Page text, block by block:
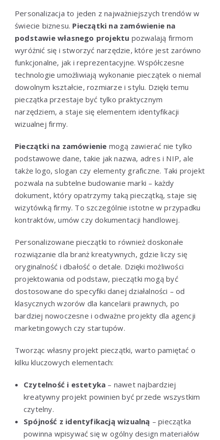
Personalizacja to jeden z najważniejszych trendów w
świecie biznesu. Pieczątki na zamówienie na
podstawie własnego projektu pozwalają firmom
wyróżnić się i stworzyć narzędzie, które jest zarówno
funkcjonalne, jak i reprezentacyjne. Współczesne
technologie umożliwiają wykonanie pieczątek o niemal
dowolnym kształcie, rozmiarze i stylu. Dzięki temu
pieczątka przestaje być tylko praktycznym
narzędziem, a staje się elementem identyfikacji
wizualnej firmy.
Pieczątki na zamówienie mogą zawierać nie tylko
podstawowe dane, takie jak nazwa, adres i NIP, ale
także logo, slogan czy elementy graficzne. Taki projekt
pozwala na subtelne budowanie marki – każdy
dokument, który opatrzymy taką pieczątką, staje się
wizytówką firmy. To szczególnie istotne w przypadku
kontraktów, umów czy dokumentacji handlowej.
Personalizowane pieczątki to również doskonałe
rozwiązanie dla branż kreatywnych, gdzie liczy się
oryginalność i dbałość o detale. Dzięki możliwości
projektowania od podstaw, pieczątki mogą być
dostosowane do specyfiki danej działalności – od
klasycznych wzorów dla kancelarii prawnych, po
bardziej nowoczesne i odważne projekty dla agencji
marketingowych czy startupów.
Tworząc własny projekt pieczątki, warto pamiętać o
kilku kluczowych elementach:
Czytelność i estetyka – nawet najbardziej
kreatywny projekt powinien być przede wszystkim
czytelny.
Spójność z identyfikacją wizualną – pieczątka
powinna wpisywać się w ogólny design materiałów